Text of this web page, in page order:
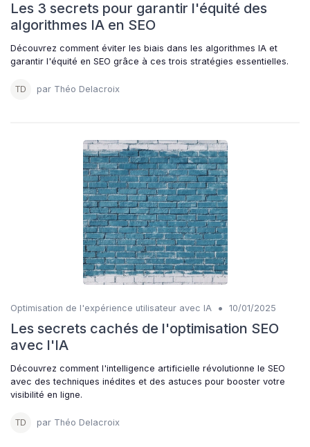
Les 3 secrets pour garantir l'équité des
algorithmes IA en SEO
Découvrez comment éviter les biais dans les algorithmes IA et
garantir l'équité en SEO grâce à ces trois stratégies essentielles.
par Théo Delacroix
Optimisation de l'expérience utilisateur avec IA • 10/01/2025
Les secrets cachés de l'optimisation SEO
avec l'IA
Découvrez comment l'intelligence artificielle révolutionne le SEO
avec des techniques inédites et des astuces pour booster votre
visibilité en ligne.
par Théo Delacroix